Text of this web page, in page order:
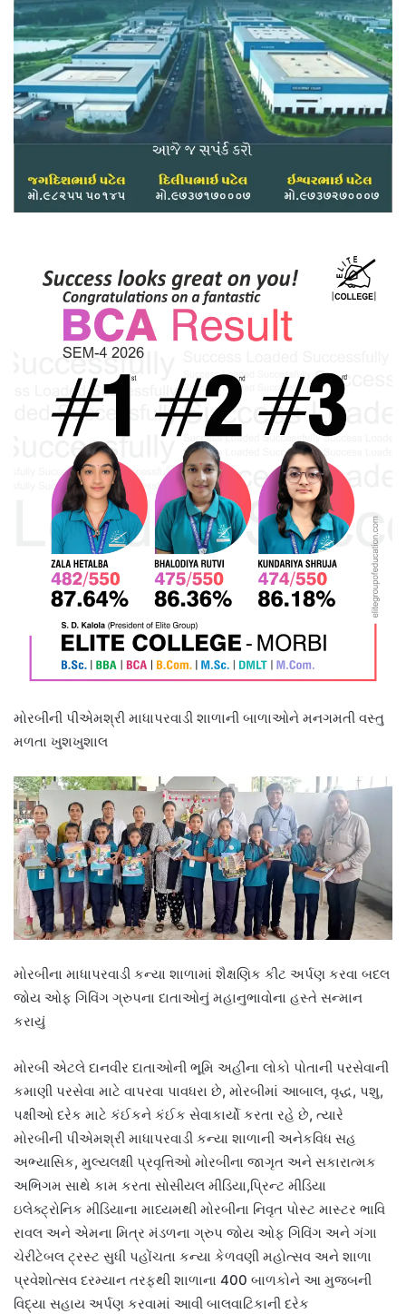
મોરબીની પીએમશ્રી માધાપરવાડી શાળાની બાળાઓને મનગમતી વસ્તુ
મળતા ખુશખુશાલ
મોરબીના માધાપરવાડી કન્યા શાળામાં શૈક્ષણિક કીટ અર્પણ કરવા બદલ
જોય ઓફ ગિવિંગ ગ્રુપના દાતાઓનું મહાનુભાવોના હસ્તે સન્માન
કરાયું
મોરબી એટલે દાનવીર દાતાઓની ભૂમિ અહીંના લોકો પોતાની પરસેવાની
કમાણી પરસેવા માટે વાપરવા પાવધરા છે, મોરબીમાં આબાલ, વૃદ્ધ, પશુ,
પક્ષીઓ દરેક માટે કંઈકને કંઈક સેવાકાર્યો કરતા રહે છે, ત્યારે
મોરબીની પીએમશ્રી માધાપરવાડી કન્યા શાળાની અનેકવિધ સહ
અભ્યાસિક, મુલ્યલક્ષી પ્રવૃત્તિઓ મોરબીના જાગૃત અને સકારાત્મક
અભિગમ સાથે કામ કરતા સોસીયલ મીડિયા,પ્રિન્ટ મીડિયા
ઇલેક્ટ્રોનિક મીડિયાના માધ્યમથી મોરબીના નિવૃત પોસ્ટ માસ્ટર ભાવિ
રાવલ અને એમના મિત્ર મંડળના ગ્રુપ જોય ઓફ ગિવિંગ અને ગંગા
ચેરીટેબલ ટ્રસ્ટ સુધી પહોંચતા કન્યા કેળવણી મહોત્સવ અને શાળા
પ્રવેશોત્સવ દરમ્યાન તરફથી શાળાના 400 બાળકોને આ મુજબની
વિદ્યા સહાય અર્પણ કરવામાં આવી બાલવાટિકાની દરેક